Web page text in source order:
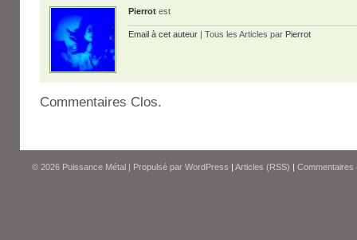
Pierrot est
Email à cet auteur | Tous les Articles par Pierrot
Commentaires Clos.
© 2026 Puissance Métal | Propulsé par WordPress | Articles (RSS) | Commentaires